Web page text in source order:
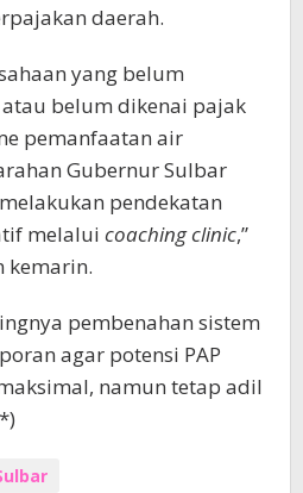
daerah.
yang belum
belum dikenai pajak
pemanfaatan air
Gubernur Sulbar
pendekatan
melalui coaching clinic,”
kemarin.
pembenahan sistem
agar potensi PAP
namun tetap adil